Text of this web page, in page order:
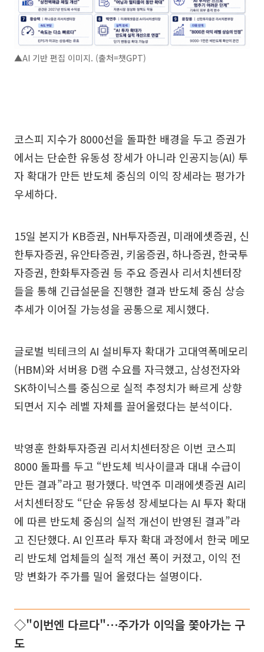
▲AI 기반 편집 이미지. (출처=챗GPT)
코스피 지수가 8000선을 돌파한 배경을 두고 증권가
에서는 단순한 유동성 장세가 아니라 인공지능(AI) 투
자 확대가 만든 반도체 중심의 이익 장세라는 평가가
우세하다.
15일 본지가 KB증권, NH투자증권, 미래에셋증권, 신
한투자증권, 유안타증권, 키움증권, 하나증권, 한국투
자증권, 한화투자증권 등 주요 증권사 리서치센터장
들을 통해 긴급설문을 진행한 결과 반도체 중심 상승
추세가 이어질 가능성을 공통으로 제시했다.
글로벌 빅테크의 AI 설비투자 확대가 고대역폭메모리
(HBM)와 서버용 D램 수요를 자극했고, 삼성전자와
SK하이닉스를 중심으로 실적 추정치가 빠르게 상향
되면서 지수 레벨 자체를 끌어올렸다는 분석이다.
박영훈 한화투자증권 리서치센터장은 이번 코스피
8000 돌파를 두고 “반도체 빅사이클과 대내 수급이
만든 결과”라고 평가했다. 박연주 미래에셋증권 AI리
서치센터장도 “단순 유동성 장세보다는 AI 투자 확대
에 따른 반도체 중심의 실적 개선이 반영된 결과”라
고 진단했다. AI 인프라 투자 확대 과정에서 한국 메모
리 반도체 업체들의 실적 개선 폭이 커졌고, 이익 전
망 변화가 주가를 밀어 올렸다는 설명이다.
◇"이번엔 다르다"⋯주가가 이익을 쫓아가는 구
도